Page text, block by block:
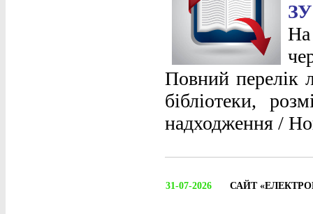
Повний перелік
бібліотеки,
надходження /
31-07-2026 САЙТ